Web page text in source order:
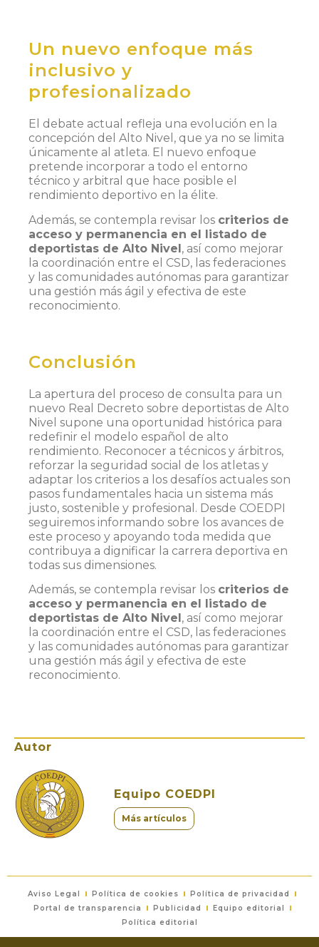
Un nuevo enfoque más
inclusivo y
profesionalizado
El debate actual refleja una evolución en la
concepción del Alto Nivel, que ya no se limita
únicamente al atleta. El nuevo enfoque
pretende incorporar a todo el entorno
técnico y arbitral que hace posible el
rendimiento deportivo en la élite.
Además, se contempla revisar los criterios de
acceso y permanencia en el listado de
deportistas de Alto Nivel, así como mejorar
la coordinación entre el CSD, las federaciones
y las comunidades autónomas para garantizar
una gestión más ágil y efectiva de este
reconocimiento.
Conclusión
La apertura del proceso de consulta para un
nuevo Real Decreto sobre deportistas de Alto
Nivel supone una oportunidad histórica para
redefinir el modelo español de alto
rendimiento. Reconocer a técnicos y árbitros,
reforzar la seguridad social de los atletas y
adaptar los criterios a los desafíos actuales son
pasos fundamentales hacia un sistema más
justo, sostenible y profesional. Desde COEDPI
seguiremos informando sobre los avances de
este proceso y apoyando toda medida que
contribuya a dignificar la carrera deportiva en
todas sus dimensiones.
Además, se contempla revisar los criterios de
acceso y permanencia en el listado de
deportistas de Alto Nivel , así como mejorar
la coordinación entre el CSD, las federaciones
y las comunidades autónomas para garantizar
una gestión más ágil y efectiva de este
reconocimiento.
Autor
Equipo COEDPI
Más artículos
Aviso Legal Política de cookies
Política de privacidad
Portal de transparencia
Publicidad
Equipo editorial
Política editorial